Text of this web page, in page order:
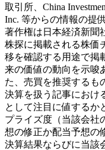
取引所、China
Inc. 等からの情報の提
著作権は日本経済新聞
株探に掲載される株価
移を確認する用途で掲
来の価値の動向を示唆
た、売買を推奨するも
決算を扱う記事におけ
として注目に値するか
プライズ度（当該会社
想の修正か配当予想の
決算結果ならびに当該